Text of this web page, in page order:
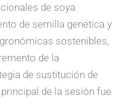
de soya
de semilla genética y
sostenibles,
de la
de sustitución de
de la sesión fue